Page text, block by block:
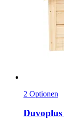
2 Optionen
Duvoplus